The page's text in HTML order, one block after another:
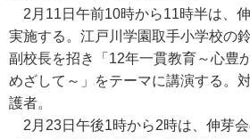
2月11日午前10時から11時半は、
実施する。江戸川学園取手小学校の
副校長を招き「12年一貫教育～心豊
めざして～」をテーマに講演する。
護者。
2月23日午後1時から2時は、伸芽